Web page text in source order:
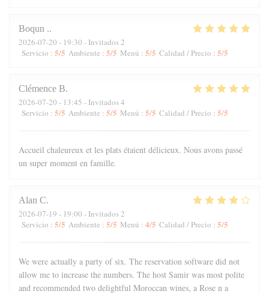
Boqun .
2026-07-20 - 19:30 - Invitados 2
Servicio : 5/5 Ambiente : 5/5 Menú : 5/5 Calidad / Precio : 5/5
Clémence B
2026-07-20 - 13:45 - Invitados 4
Servicio : 5/5 Ambiente : 5/5 Menú : 5/5 Calidad / Precio : 5/5
Accueil chaleureux et les plats étaient délicieux. Nous avons passé
un super moment en famille.
Alan C
2026-07-19 - 19:00 - Invitados 2
Servicio : 5/5 Ambiente : 5/5 Menú : 4/5 Calidad / Precio : 5/5
We were actually a party of six. The reservation software did not
allow me to increase the numbers. The host Samir was most polite
and recommended two delightful Moroccan wines, a Rose n a